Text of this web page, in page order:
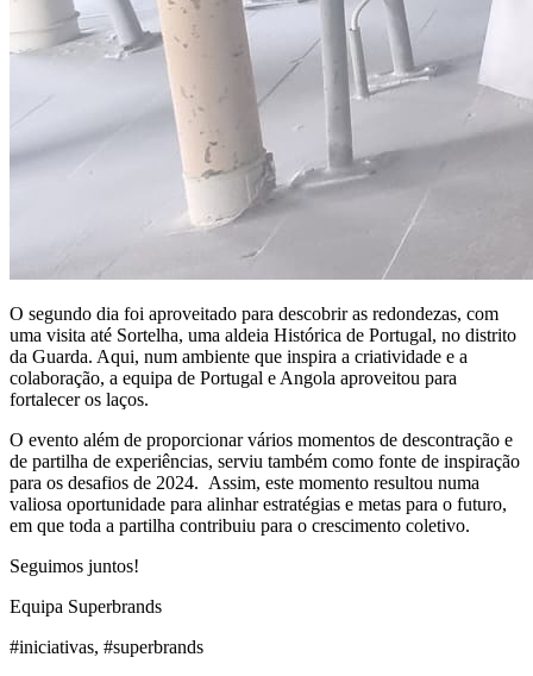
O segundo dia foi aproveitado para descobrir as redondezas, com
uma visita até Sortelha, uma aldeia Histórica de Portugal, no distrito
da Guarda. Aqui, num ambiente que inspira a criatividade e a
colaboração, a equipa de Portugal e Angola aproveitou para
fortalecer os laços.
O evento além de proporcionar vários momentos de descontração e
de partilha de experiências, serviu também como fonte de inspiração
para os desafios de 2024. Assim, este momento resultou numa
valiosa oportunidade para alinhar estratégias e metas para o futuro,
em que toda a partilha contribuiu para o crescimento coletivo.
Seguimos juntos!
Equipa Superbrands
#iniciativas, #superbrands